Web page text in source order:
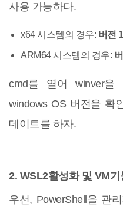
사용 가능하다.
x64 시스템의 경우: 버전
ARM64 시스템의 경우:
cmd를 열어 winver을
windows OS 버전을 확
데이트를 하자.
2. WSL2활성화 및 VM기
우선, PowerShell을 관